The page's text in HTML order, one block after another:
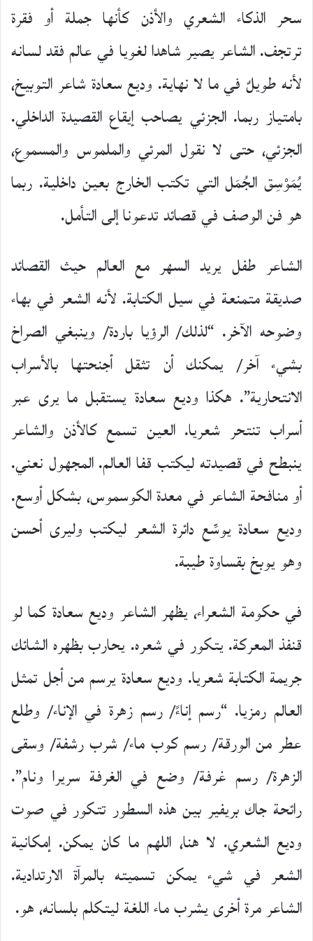
سحر الذكاء الشعري والأذن كأنها جملة أو فقرة
ترتجف. الشاعر يصير شاهدا لغويا في عالم فقد لسانه
لأنه طويلٌ في ما لا نهاية. وديع سعادة شاعر التوبيخ،
بامتياز ربما. الجزئي يصاحب إيقاع القصيدة الداخلي.
الجزئي، حتى لا نقول المرئي والملموس والمسموع،
يُمَوْسِق الجُمَل التي تكتب الخارج بعين داخلية. ربما
هو فن الوصف في قصائد تدعونا إلى التأمل.
الشاعر طفل يريد السهر مع العالم حيث القصائد
صديقة متمنعة في سيل الكتابة. لأنه الشعر في بهاء
وضوحه الآخر. “لذلك/ الرؤيا باردة/ وينبغي الصراخ
بشيء آخر/ يمكنك أن تثقل أجنحتها بالأسراب
الانتحارية”. هكذا وديع سعادة يستقبل ما يرى عبر
أسراب تنتحر شعريا. العين تسمع كالأذن والشاعر
ينبطح في قصيدته ليكتب قفا العالم. المجهول نعني.
أو منافحة الشاعر في معدة الكوسموس، بشكل أوسع.
وديع سعادة يوسِّع دائرة الشعر ليكتب وليرى أحسن
وهو يوبخ بقساوة طيبة.
في حكومة الشعراء، يظهر الشاعر وديع سعادة كما لو
قنفذ المعركة. يتكور في شعره. يحارب بظهره الشائك
جريمة الكتابة شعريا. وديع سعادة يرسم من أجل تمثل
العالم رمزيا. “رسم إناءً/ رسم زهرة في الإناء/ وطلع
عطر من الورقة/ رسم كوب ماء/ شرب رشفة/ وسقى
الزهرة/ رسم غرفة/ وضع في الغرفة سريرا ونام”.
رائحة جاك بريفير بين هذه السطور تتكور في صوت
وديع الشعري. لا هنا، اللهم ما كان يمكن. إمكانية
الشعر في شيء يمكن تسميته بالمرآة الارتدادية.
الشاعر مرة أخرى يشرب ماء اللغة ليتكلم بلسانه، هو.